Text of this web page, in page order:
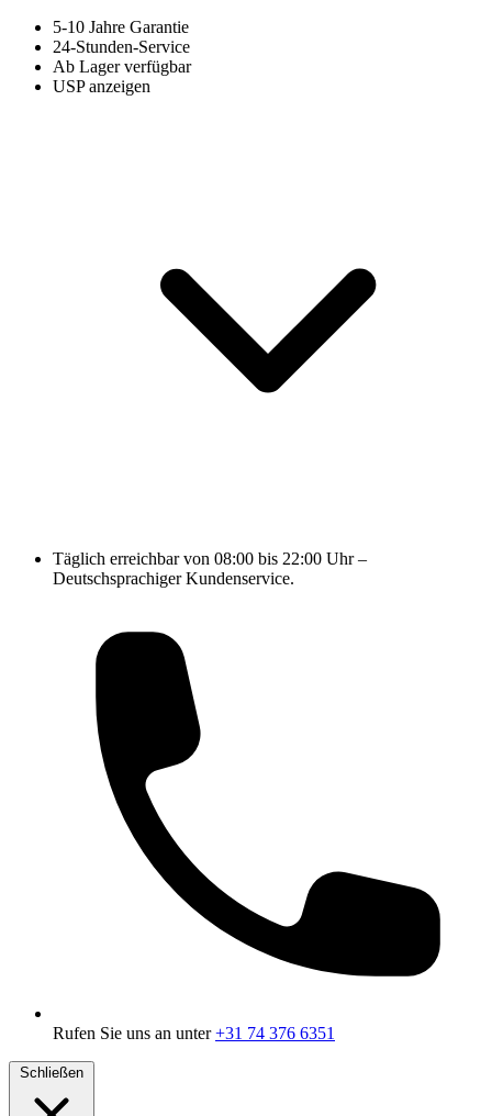
5-10 Jahre Garantie
24-Stunden-Service
Ab Lager verfügbar
USP anzeigen
Täglich erreichbar von 08:00 bis 22:00 Uhr –
Deutschsprachiger Kundenservice.
Rufen Sie uns an unter +31 74 376 6351
Schließen